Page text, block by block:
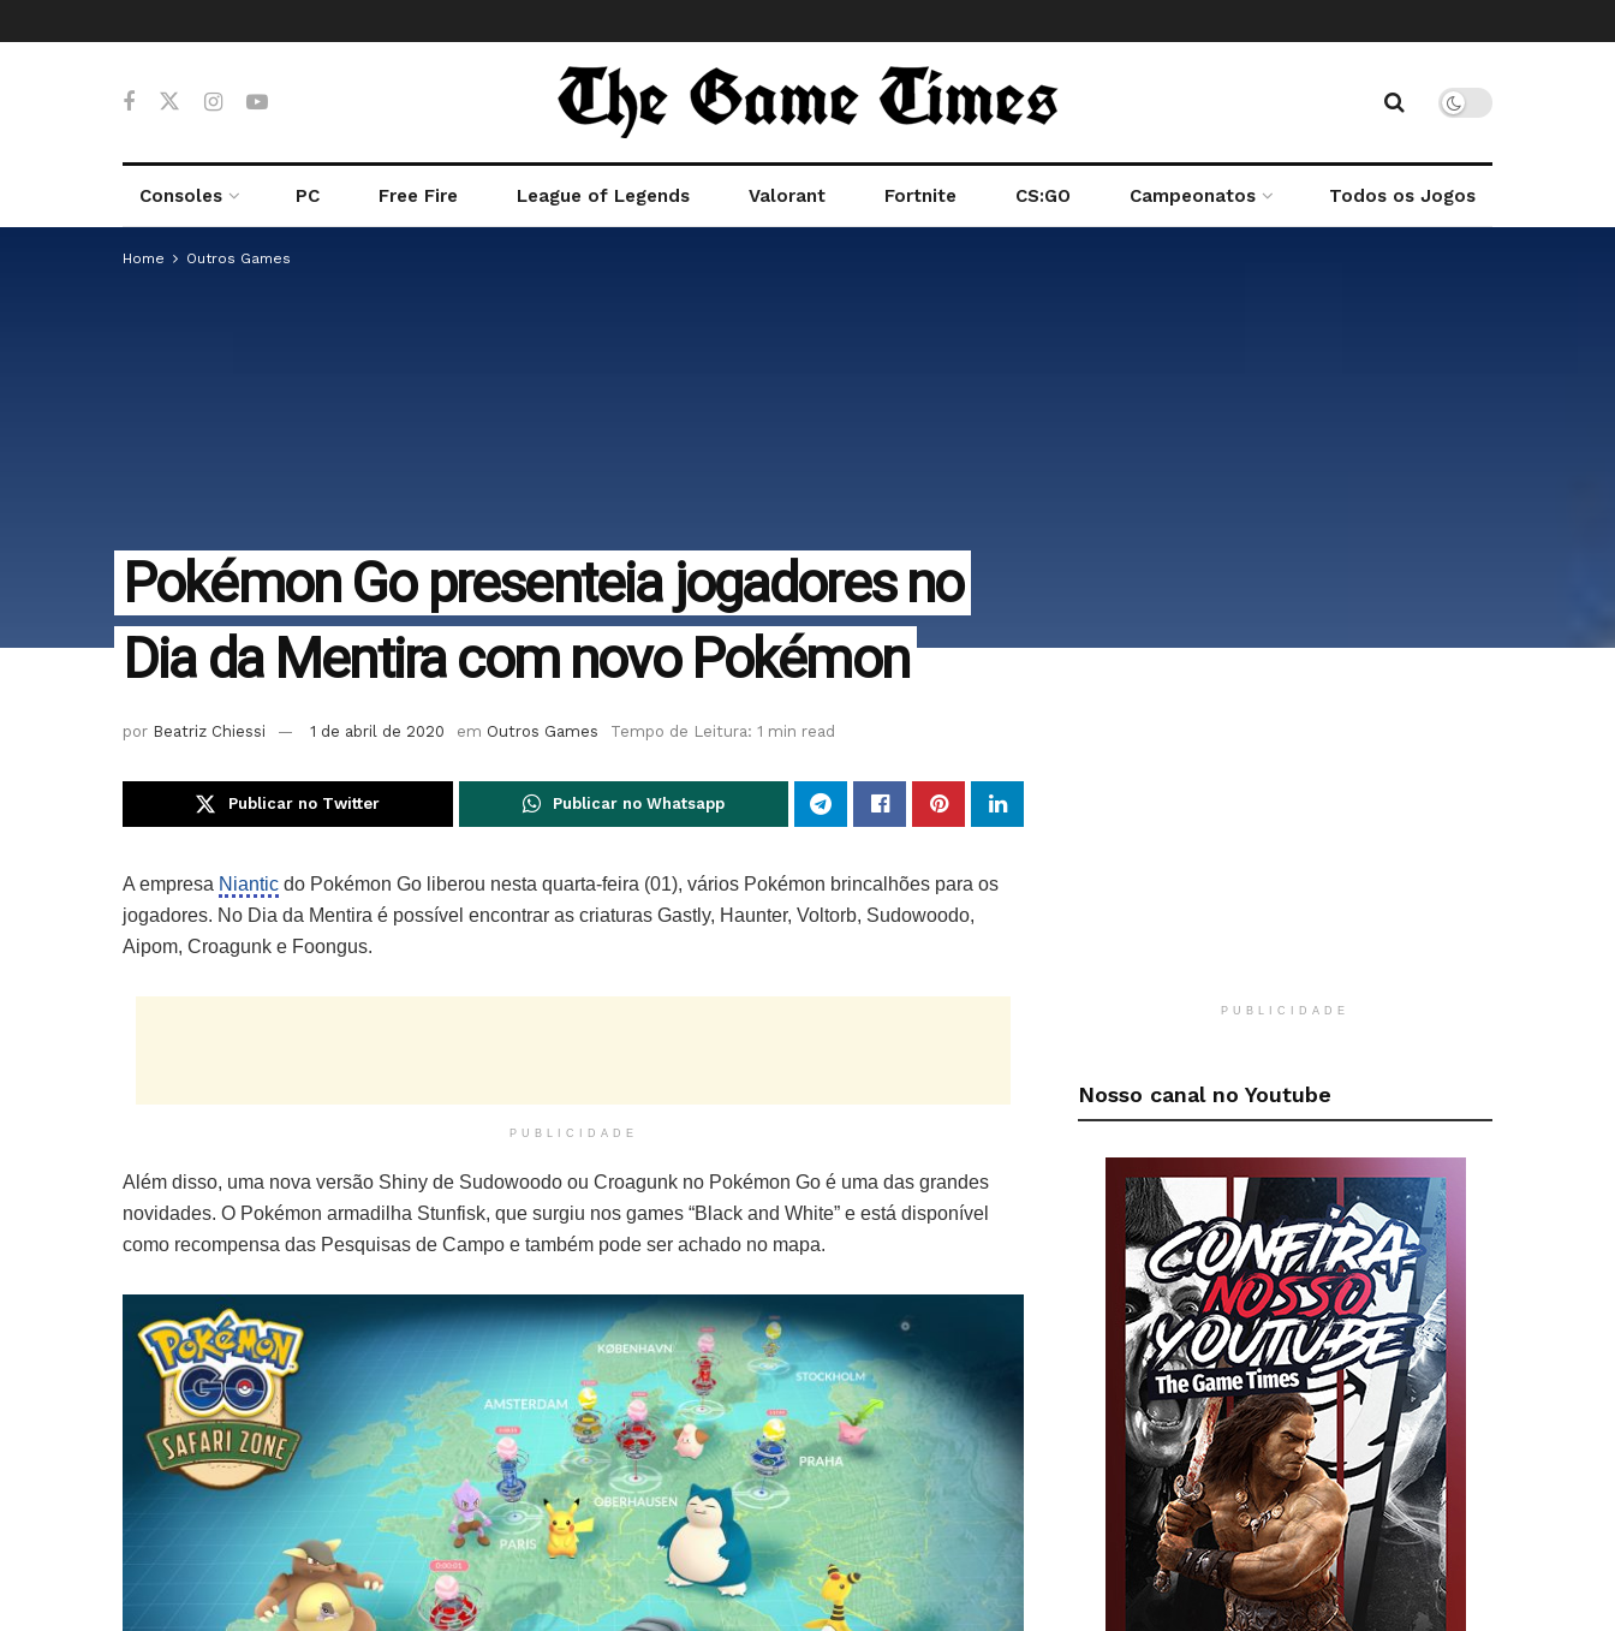
Consoles PC Free Fire League of Legends Valorant Fortnite CS:GO Campeonatos Todos os Jogos
Home Outros Games
Pokémon Go presenteia jogadores no
Dia da Mentira com novo Pokémon
por Beatriz Chiessi 1 de abril de 2020 em Outros Games Tempo de Leitura: 1 min read
Publicar no Twitter Publicar no Whatsapp
A empresa Niantic do Pokémon Go liberou nesta quarta-feira (01), vários Pokémon brincalhões para os
jogadores. No Dia da Mentira é possível encontrar as criaturas Gastly, Haunter, Voltorb, Sudowoodo,
Aipom, Croagunk e Foongus.
PUBLICIDADE
Além disso, uma nova versão Shiny de Sudowoodo ou Croagunk no Pokémon Go é uma das grandes
novidades. O Pokémon armadilha Stunfisk, que surgiu nos games “Black and White” e está disponível
como recompensa das Pesquisas de Campo e também pode ser achado no mapa.
PUBLICIDADE
Nosso canal no Youtube